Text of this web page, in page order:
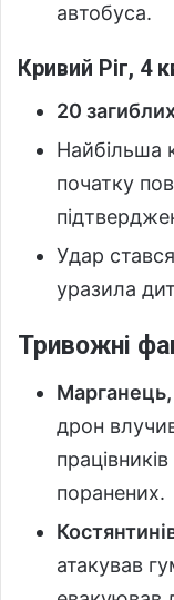
автобуса.
Кривий Ріг, 4
20
Найбільша
початку
Удар
уразила
Тривожні
Марганець,
дрон
поранених.
атакував